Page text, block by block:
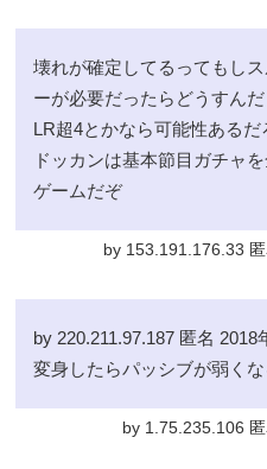
壊れが確定してるってもし
ーが必要だったらどうすんだ
LR超4とかなら可能性あるだ
ドッカンは基本節目ガチャ
ゲームだぞ
by 153.191.176.33
by 220.211.97.187 匿名
変身したらパッシブが弱く
by 1.75.235.106